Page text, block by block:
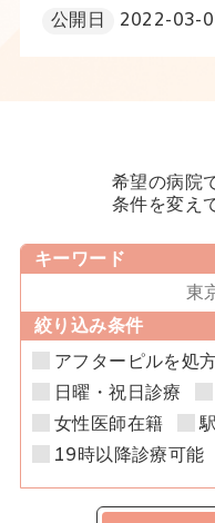
公開日 2022-03-
希望の病院
条件を変え
キーワード
絞り込み条件
アフターピルを処
日曜・祝日診療
女性医師在籍
19時以降診療可能